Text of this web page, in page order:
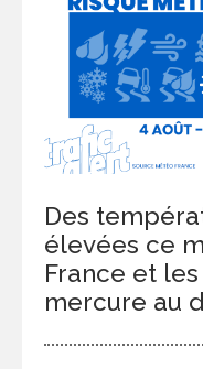
Des
élevées ce
France et
mercure au